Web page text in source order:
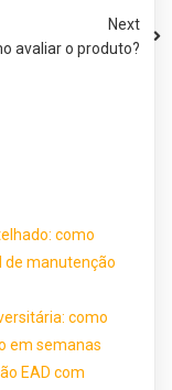
Next
avaliar o produto?
como
de manutenção
como
em semanas
EAD com